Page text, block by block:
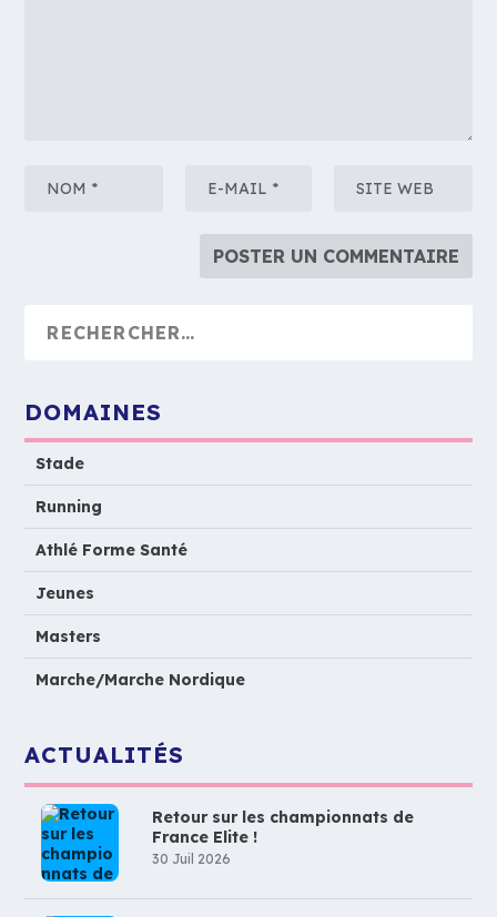
DOMAINES
Stade
Running
Athlé Forme Santé
Jeunes
Masters
Marche/Marche Nordique
ACTUALITÉS
Retour sur les championnats de
France Elite !
30 Juil 2026